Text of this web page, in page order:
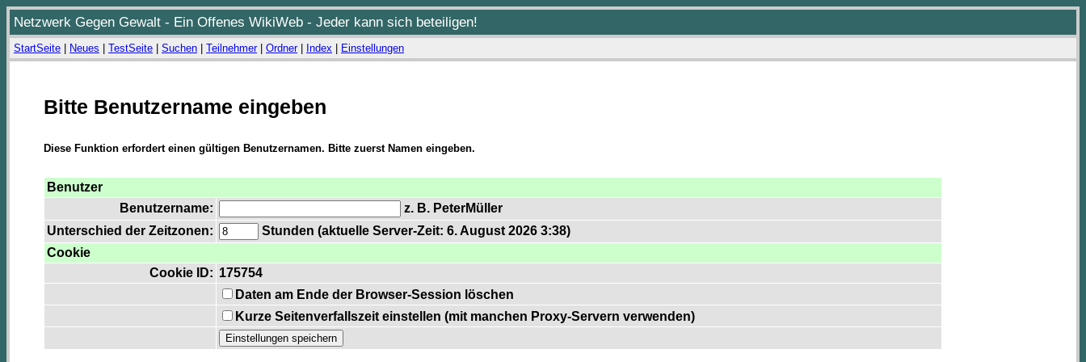
Netzwerk Gegen Gewalt - Ein Offenes WikiWeb - Jeder kann sich beteiligen!
StartSeite Neues TestSeite Suchen Teilnehmer| Ordner| Index Einstellungen
Bitte Benutzername eingeben
Diese Funktion erfordert einen gültigen Benutzernamen. Bitte zuerst Namen eingeben.
Benutzer
Benutzername:
z. B. PeterMüller
Unterschied der Zeitzonen:
Stunden (aktuelle Server-Zeit: 6. August 2026 3:38)
Cookie
Cookie ID: 175754
Daten am Ende der Browser-Session löschen
Kurze Seitenverfallszeit einstellen (mit manchen Proxy-Servern verwenden)